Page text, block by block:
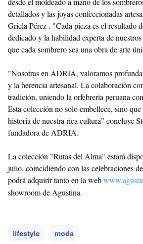
detallados y las joyas confeccionadas
Griela Pérez . "Cada pieza es el resultado
dedicado y la habilidad experta de
que cada sombrero sea una obra de arte
"Nosotras en ADRIA, valoramos
y la herencia artesanal. La colaboración
tradición, uniendo la orfebrería peruana
Esta colección no solo embellece, sino
historia de nuestra rica cultura” concluye
fundadora de ADRIA.
La colección "Rutas del Alma" estará
julio, coincidiendo con las celebraciones
podrá adquirir tanto en la web
showroom de Agustina.
lifestyle moda